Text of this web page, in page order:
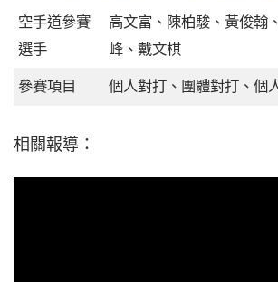
空手道參賽
選手
高文富、陳柏駿、黃俊翰
峰、戴文棋
參賽項目 個人對打、團體對打、個
相關報導：